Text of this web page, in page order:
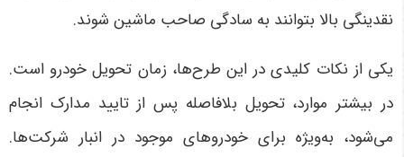
نقدینگی بالا بتوانند به سادگی صاحب ماشین شوند.
یکی از نکات کلیدی در این طرح‌ها، زمان تحویل خودرو است.
در بیشتر موارد، تحویل بلافاصله پس از تایید مدارک انجام
می‌شود، به‌ویژه برای خودروهای موجود در انبار شرکت‌ها.